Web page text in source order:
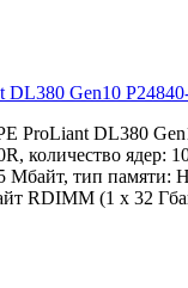
DL380 Gen10
ProLiant DL380
количество ядер:
Мбайт, тип памяти:
RDIMM (1 x 32